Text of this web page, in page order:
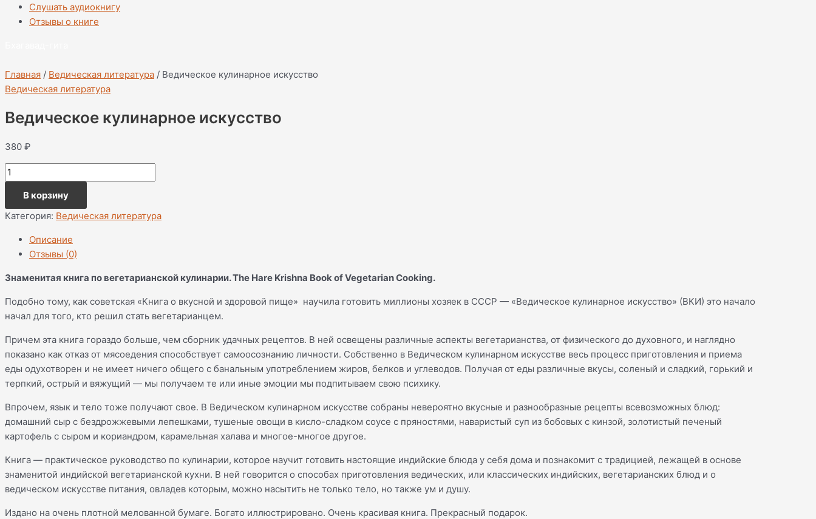
Слушать аудиокнигу
Отзывы о книге
Главная / Ведическая литература / Ведическое кулинарное искусство
Ведическая литература
Ведическое кулинарное искусство
380 ₽
В корзину
Категория: Ведическая литература
Описание
Отзывы (0)
Знаменитая книга по вегетарианской кулинарии. The Hare Krishna Book of Vegetarian Cooking.
Подобно тому, как советская «Книга о вкусной и здоровой пище» научила готовить миллионы хозяек в СССР — «Ведическое кулинарное искусство» (ВКИ) это начало
начал для того, кто решил стать вегетарианцем.
Причем эта книга гораздо больше, чем сборник удачных рецептов. В ней освещены различные аспекты вегетарианства, от физического до духовного, и наглядно
показано как отказ от мясоедения способствует самоосознанию личности. Собственно в Ведическом кулинарном искусстве весь процесс приготовления и приема
еды одухотворен и не имеет ничего общего с банальным употреблением жиров, белков и углеводов. Получая от еды различные вкусы, соленый и сладкий, горький и
терпкий, острый и вяжущий — мы получаем те или иные эмоции мы подпитываем свою психику.
Впрочем, язык и тело тоже получают свое. В Ведическом кулинарном искусстве собраны невероятно вкусные и разнообразные рецепты всевозможных блюд:
домашний сыр с бездрожжевыми лепешками, тушеные овощи в кисло-сладком соусе с пряностями, наваристый суп из бобовых с кинзой, золотистый печеный
картофель с сыром и кориандром, карамельная халава и многое-многое другое.
Книга — практическое руководство по кулинарии, которое научит готовить настоящие индийские блюда у себя дома и познакомит с традицией, лежащей в основе
знаменитой индийской вегетарианской кухни. В ней говорится о способах приготовления ведических, или классических индийских, вегетарианских блюд и о
ведическом искусстве питания, овладев которым, можно насытить не только тело, но также ум и душу.
Издано на очень плотной мелованной бумаге. Богато иллюстрировано. Очень красивая книга. Прекрасный подарок.